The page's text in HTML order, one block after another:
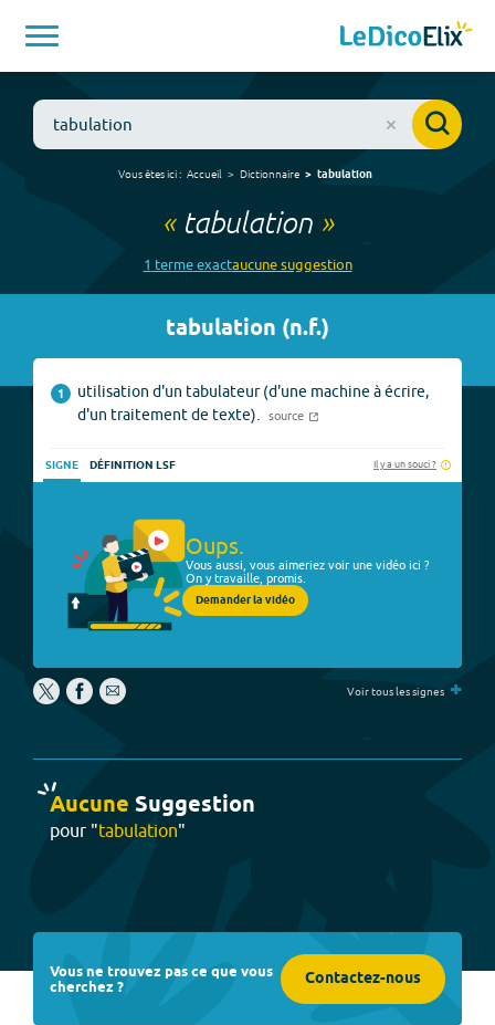
Vous êtes ici : Accueil Dictionnaire tabulation
« tabulation »
1 termeexactaucunesuggestion
tabulation (n.f.)
1
utilisation d'un tabulateur (d'une machine à écrire,
d'un traitement de texte).
source
SIGNE DÉFINITION LSF Il y a un souci ?
Oups.
Vous aussi, vous aimeriez voir une vidéo ici ?
On y travaille, promis.
Demander la vidéo
Voir tous les signes +
Aucune Suggestion
pour "tabulation"
Vous ne trouvez pas ce que vous
cherchez ? Contactez-nous